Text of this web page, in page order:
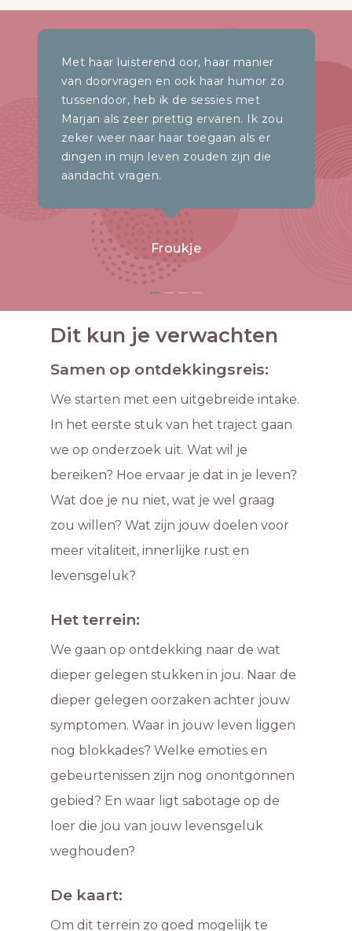
Met haar luisterend oor, haar manier
van doorvragen en ook haar humor zo
tussendoor, heb ik de sessies met
Marjan als zeer prettig ervaren. Ik zou
zeker weer naar haar toegaan als er
dingen in mijn leven zouden zijn die
aandacht vragen.
Froukje
Dit kun je verwachten
Samen op ontdekkingsreis:
We starten met een uitgebreide intake.
In het eerste stuk van het traject gaan
we op onderzoek uit. Wat wil je
bereiken? Hoe ervaar je dat in je leven?
Wat doe je nu niet, wat je wel graag
zou willen? Wat zijn jouw doelen voor
meer vitaliteit, innerlijke rust en
levensgeluk?
Het terrein:
We gaan op ontdekking naar de wat
dieper gelegen stukken in jou. Naar de
dieper gelegen oorzaken achter jouw
symptomen. Waar in jouw leven liggen
nog blokkades? Welke emoties en
gebeurtenissen zijn nog onontgonnen
gebied? En waar ligt sabotage op de
loer die jou van jouw levensgeluk
weghouden?
De kaart:
Om dit terrein zo goed mogelijk te